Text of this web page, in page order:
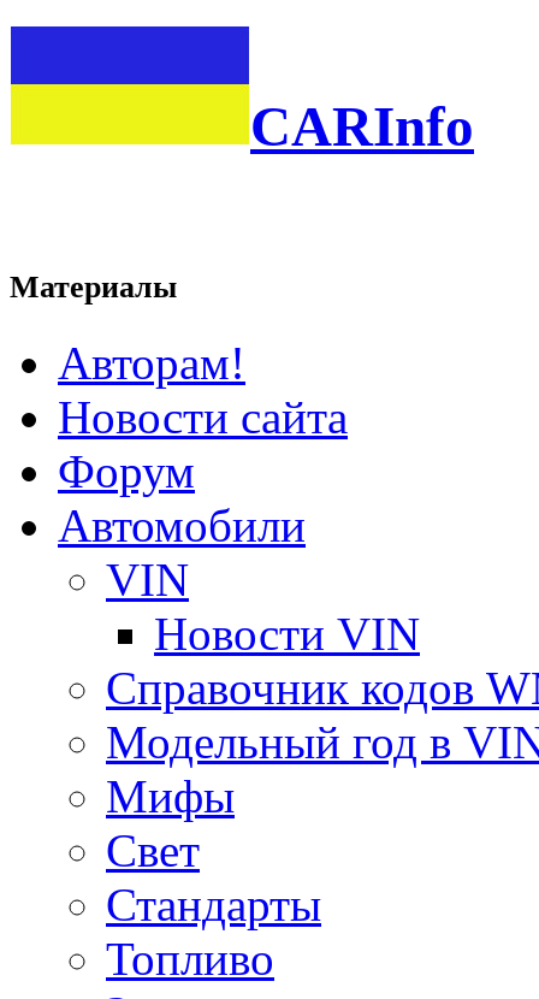
CARInfo
Материалы
Авторам!
Новости сайта
Форум
Автомобили
VIN
Новости VIN
Справочник кодов
Модельный год в
Мифы
Свет
Стандарты
Топливо